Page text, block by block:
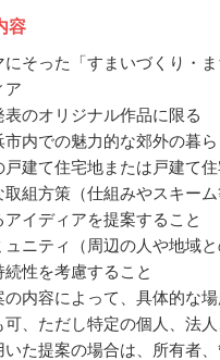
容
にそった「すまいづくり・
ア
のオリジナル作品に限る
内での魅力的な郊外の暮ら
戸建て住宅地または戸建て
取組方策（仕組みやスキー
アイディアを提案すること
ニティ（周辺の人や地域と
続性を考慮すること
内容によって、具体的な場
可、ただし特定の個人、法
いた提案の場合は、所有者